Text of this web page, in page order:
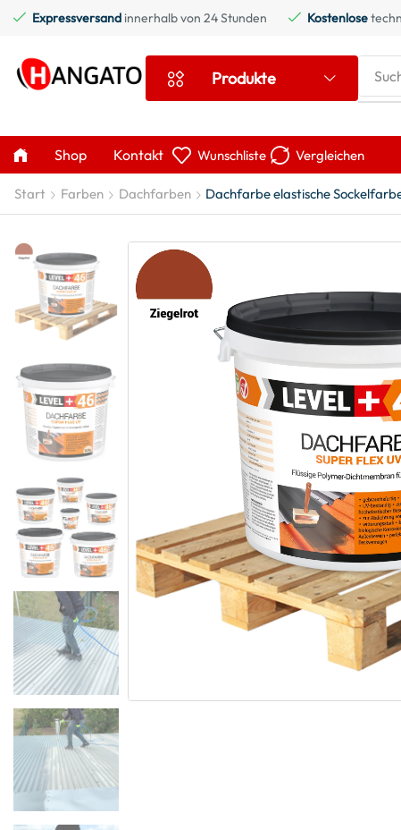
Expressversand innerhalb von 24 Stunden Kostenlose
Produkte
Shop Kontakt Wunschliste Vergleichen
Start Farben Dachfarben Dachfarbe elastische